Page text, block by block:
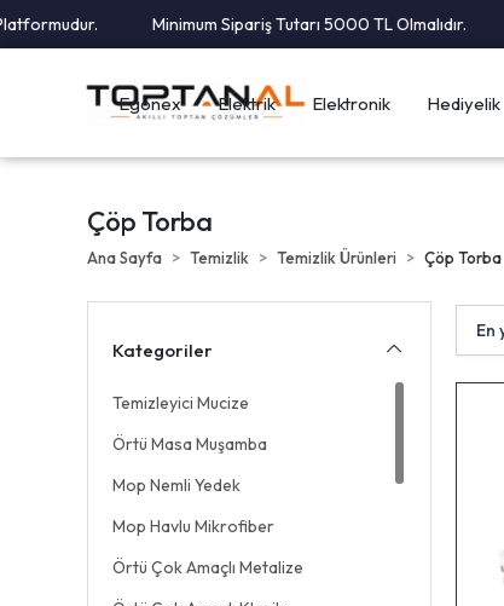
Minimum Sipariş Tutarı 5000 TL Olmalıdır.
Egonex Elektrik Elektronik Hediyelik
Çöp Torba
Ana Sayfa Temizlik Temizlik Ürünleri Çöp Torba
Kategoriler
Temizleyici Mucize
Örtü Masa Muşamba
Mop Nemli Yedek
Mop Havlu Mikrofiber
Örtü Çok Amaçlı Metalize